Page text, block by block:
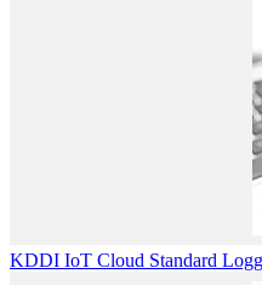
KDDI IoT Cloud Standard